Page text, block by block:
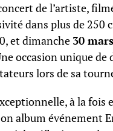
de l’artiste,
dans plus de 250
et dimanche 30 mars
occasion unique
lors de sa
à la fois
album événement